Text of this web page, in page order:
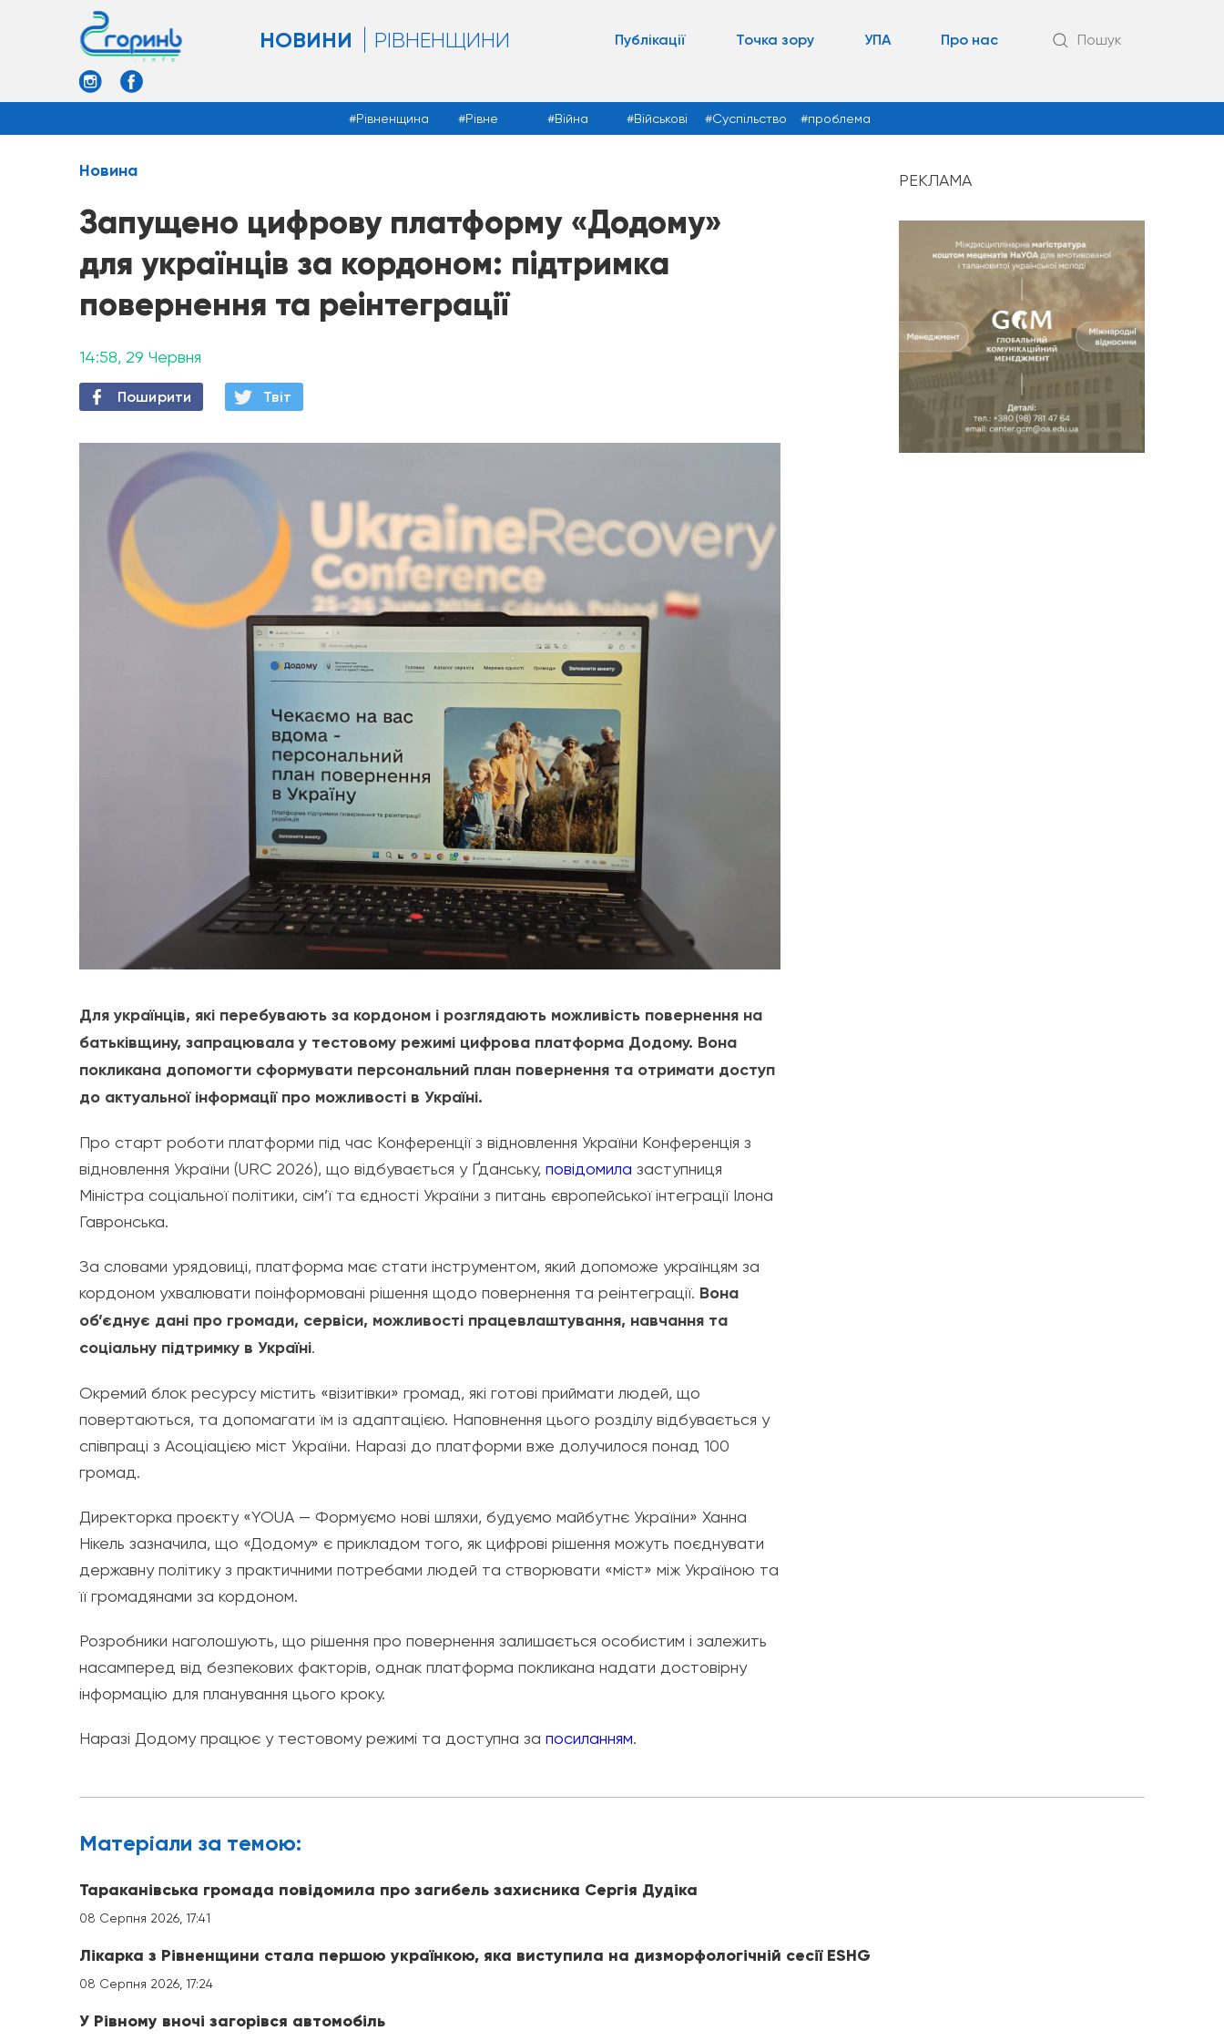
НОВИНИ РІВНЕНЩИНИ Публікації Точка зору УПА Про нас Пошук
Рівненщина Рівне Війна Військові Суспільство проблема
Новина
Запущено цифрову платформу «Додому»
для українців за кордоном: підтримка
повернення та реінтеграції
14:58, 29 Червня
Поширити Твiт
Для українців, які перебувають за кордоном і розглядають можливість повернення на
батьківщину, запрацювала у тестовому режимі цифрова платформа Додому. Вона
покликана допомогти сформувати персональний план повернення та отримати доступ
до актуальної інформації про можливості в Україні.
Про старт роботи платформи під час Конференції з відновлення України Конференція з
відновлення України (URC 2026), що відбувається у Ґданську, повідомила заступниця
Міністра соціальної політики, сім’ї та єдності України з питань європейської інтеграції Ілона
Гавронська.
За словами урядовиці, платформа має стати інструментом, який допоможе українцям за
кордоном ухвалювати поінформовані рішення щодо повернення та реінтеграції. Вона
об’єднує дані про громади, сервіси, можливості працевлаштування, навчання та
соціальну підтримку в Україні.
Окремий блок ресурсу містить «візитівки» громад, які готові приймати людей, що
повертаються, та допомагати їм із адаптацією. Наповнення цього розділу відбувається у
співпраці з Асоціацією міст України. Наразі до платформи вже долучилося понад 100
громад.
Директорка проєкту «YOUA — Формуємо нові шляхи, будуємо майбутнє України» Ханна
Нікель зазначила, що «Додому» є прикладом того, як цифрові рішення можуть поєднувати
державну політику з практичними потребами людей та створювати «міст» між Україною та
її громадянами за кордоном.
Розробники наголошують, що рішення про повернення залишається особистим і залежить
насамперед від безпекових факторів, однак платформа покликана надати достовірну
інформацію для планування цього кроку.
Наразі Додомупрацює у тестовому режимі та доступна за посиланням.
РЕКЛАМА
Матерiали за темою:
Тараканівська громада повідомила про загибель захисника Сергія Дудіка
08 Серпня 2026, 17:41
Лікарка з Рівненщини стала першою українкою, яка виступила на дизморфологічній сесії ESHG
08 Серпня 2026, 17:24
У Рівному вночі загорівся автомобіль